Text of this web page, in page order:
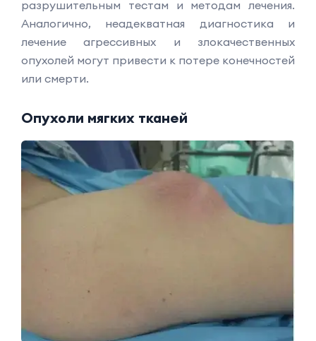
разрушительным тестам и методам лечения.
Аналогично, неадекватная диагностика и
лечение агрессивных и злокачественных
опухолей могут привести к потере конечностей
или смерти.
Опухоли мягких тканей